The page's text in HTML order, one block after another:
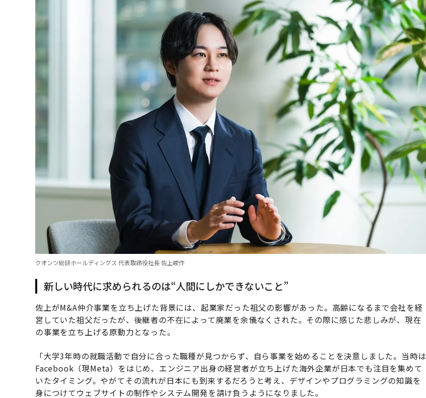
クオンツ総研ホールディングス 代表取締役社長 佐上峻作
新しい時代に求められるのは“人間にしかできないこと”
佐上がM&A仲介事業を立ち上げた背景には、起業家だった祖父の影響があった。高齢になるまで会社を経
営していた祖父だったが、後継者の不在によって廃業を余儀なくされた。その際に感じた悲しみが、現在
の事業を立ち上げる原動力となった。
「大学3年時の就職活動で自分に合った職種が見つからず、自ら事業を始めることを決意しました。当時は
Facebook（現Meta）をはじめ、エンジニア出身の経営者が立ち上げた海外企業が日本でも注目を集めて
いたタイミング。やがてその流れが日本にも到来するだろうと考え、デザインやプログラミングの知識を
身につけてウェブサイトの制作やシステム開発を請け負うようになりました。